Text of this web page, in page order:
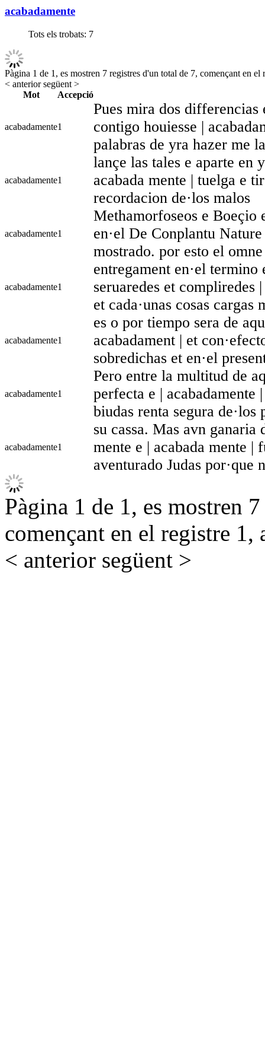
acabadamente
Tots els trobats: 7
Pàgina 1 de 1, es mostren 7 registres d'un total de 7, començant en el
< anteriorsegüent >
Mot
Accepció
acabadamente1
Pues mira dos differencias
contigo houiesse |
palabras de yra hazer me
acabadamente1
lançe las tales e aparte en
acabada mente | tuelga e
recordacion de·los malos
acabadamente1
Methamorfoseos e Boeçio
en·el De Conplantu
mostrado. por esto el
acabadamente1
entregament en·el
seruaredes et compliredes
et cada·unas cosas
acabadamente1
es o por tiempo sera de
acabadament | et
sobredichas et en·el
acabadamente1
Pero entre la multitud de
perfecta e | acabadamente
biudas renta segura de·los
acabadamente1
su cassa. Mas avn
mente e | acabada mente |
aventurado Judas por·que
Pàgina 1 de 1, es mostren
començant en el registre 1,
< anterior següent >